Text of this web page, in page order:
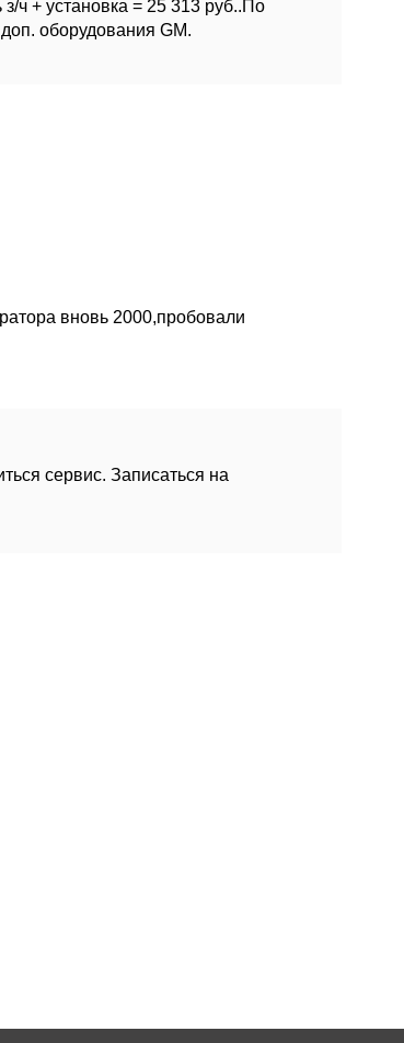
ч + установка = 25 313 руб..По
оборудования GM.
вновь 2000,пробовали
сервис. Записаться на